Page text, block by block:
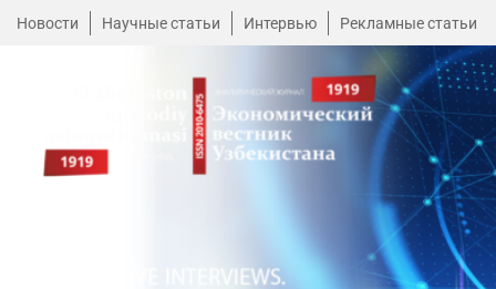
Новости Научные статьи Интервью Рекламные статьи